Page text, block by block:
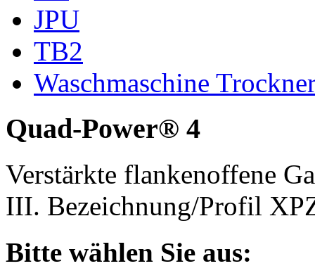
JPU
TB2
Waschmaschine
Quad-Power® 4
Verstärkte flankenoffene
III. Bezeichnung/Profil
Bitte wählen Sie aus: